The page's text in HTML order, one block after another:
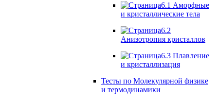
6.1 Аморфные
и кристаллические тела
6.2
Анизотропия кристаллов
6.3 Плавление
и кристаллизация
Тесты по Молекулярной физике
и термодинамики